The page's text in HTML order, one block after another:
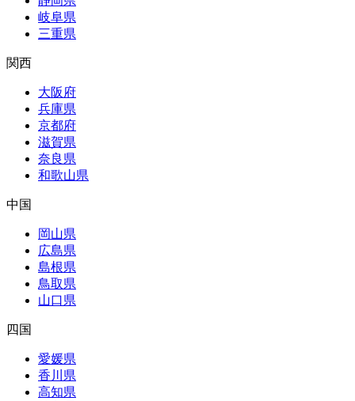
岐阜県
三重県
関西
大阪府
兵庫県
京都府
滋賀県
奈良県
和歌山県
中国
岡山県
広島県
島根県
鳥取県
山口県
四国
愛媛県
香川県
高知県